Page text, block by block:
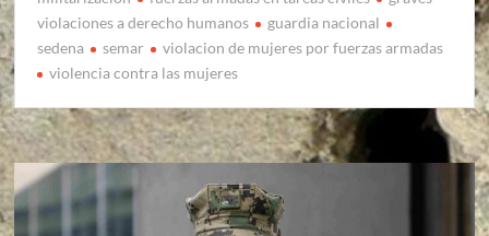
violaciones a derecho humanos
guardia nacional
sedena
semar
violacion de mujeres por fuerzas armadas
violencia contra las mujeres